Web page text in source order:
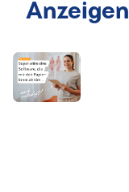
Anzeigen